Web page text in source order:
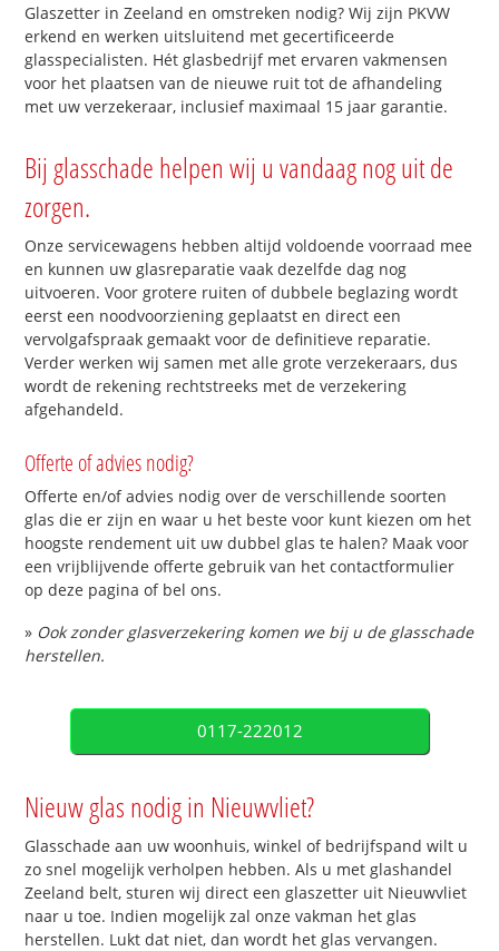
Glaszetter in Zeeland en omstreken nodig? Wij zijn PKVW
erkend en werken uitsluitend met gecertificeerde
glasspecialisten. Hét glasbedrijf met ervaren vakmensen
voor het plaatsen van de nieuwe ruit tot de afhandeling
met uw verzekeraar, inclusief maximaal 15 jaar garantie.
Bij glasschade helpen wij u vandaag nog uit de
zorgen.
Onze servicewagens hebben altijd voldoende voorraad mee
en kunnen uw glasreparatie vaak dezelfde dag nog
uitvoeren. Voor grotere ruiten of dubbele beglazing wordt
eerst een noodvoorziening geplaatst en direct een
vervolgafspraak gemaakt voor de definitieve reparatie.
Verder werken wij samen met alle grote verzekeraars, dus
wordt de rekening rechtstreeks met de verzekering
afgehandeld.
Offerte of advies nodig?
Offerte en/of advies nodig over de verschillende soorten
glas die er zijn en waar u het beste voor kunt kiezen om het
hoogste rendement uit uw dubbel glas te halen? Maak voor
een vrijblijvende offerte gebruik van het contactformulier
op deze pagina of bel ons.
» Ook zonder glasverzekering komen we bij u de glasschade
herstellen.
0117-222012
Nieuw glas nodig in Nieuwvliet?
Glasschade aan uw woonhuis, winkel of bedrijfspand wilt u
zo snel mogelijk verholpen hebben. Als u met glashandel
Zeeland belt, sturen wij direct een glaszetter uit Nieuwvliet
naar u toe. Indien mogelijk zal onze vakman het glas
herstellen. Lukt dat niet, dan wordt het glas vervangen.